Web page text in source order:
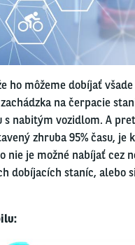
ho môžeme dobíjať
na čerpacie
s nabitým vozidlom. A
zhruba 95% času, je
nie je možné nabíjať cez
dobíjacích staníc, alebo